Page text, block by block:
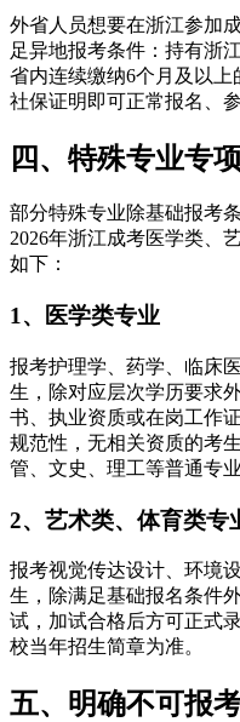
外省人员想要在浙江参加
足异地报考条件：持有浙
省内连续缴纳6个月及以
社保证明即可正常报名、
四、特殊专业专
部分特殊专业除基础报考
2026年浙江成考医学类、
如下：
1、医学类专业
报考护理学、药学、临床
生，除对应层次学历要求
书、执业资质或在岗工作
规范性，无相关资质的考
管、文史、理工等普通专业
2、艺术类、体育类专
报考视觉传达设计、环境
生，除满足基础报名条件
试，加试合格后方可正式
校当年招生简章为准。
五、明确不可报